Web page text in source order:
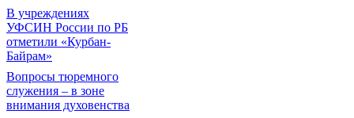
В учреждениях
УФСИН России по РБ
отметили «Курбан-
Байрам»
Вопросы тюремного
служения – в зоне
внимания духовенства